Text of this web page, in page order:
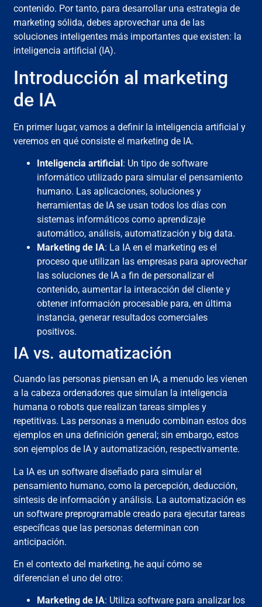
contenido. Por tanto, para desarrollar una estrategia de
marketing sólida, debes aprovechar una de las
soluciones inteligentes más importantes que existen: la
inteligencia artificial (IA).
Introducción al marketing
de IA
En primer lugar, vamos a definir la inteligencia artificial y
veremos en qué consiste el marketing de IA.
Inteligencia artificial : Un tipo de software
informático utilizado para simular el pensamiento
humano. Las aplicaciones, soluciones y
herramientas de IA se usan todos los días con
sistemas informáticos como aprendizaje
automático, análisis, automatización y big data.
Marketing de IA: La IA en el marketing es el
proceso que utilizan las empresas para aprovechar
las soluciones de IA a fin de personalizar el
contenido, aumentar la interacción del cliente y
obtener información procesable para, en última
instancia, generar resultados comerciales
positivos.
IA vs. automatización
Cuando las personas piensan en IA, a menudo les vienen
a la cabeza ordenadores que simulan la inteligencia
humana o robots que realizan tareas simples y
repetitivas. Las personas a menudo combinan estos dos
ejemplos en una definición general; sin embargo, estos
son ejemplos de IA y automatización, respectivamente.
La IA es un software diseñado para simular el
pensamiento humano, como la percepción, deducción,
síntesis de información y análisis. La automatización es
un software preprogramable creado para ejecutar tareas
específicas que las personas determinan con
anticipación.
En el contexto del marketing, he aquí cómo se
diferencian el uno del otro:
Marketing de IA: Utiliza software para analizar los